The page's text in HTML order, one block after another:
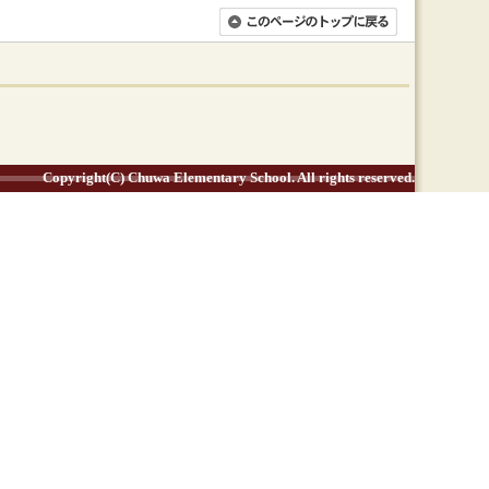
Copyright(C) Chuwa Elementary School. All rights reserved.